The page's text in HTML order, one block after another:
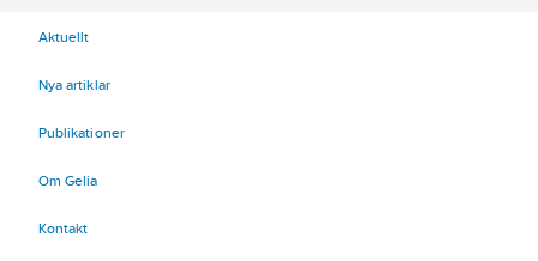
Aktuellt
Nya artiklar
Publikationer
Om Gelia
Kontakt